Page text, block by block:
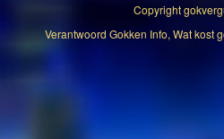
Copyright
Verantwoord Gokken Info, Wat kost